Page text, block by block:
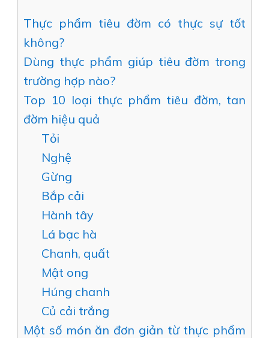
Thực phẩm tiêu đờm có thực sự tốt
không?
Dùng thực phẩm giúp tiêu đờm trong
trường hợp nào?
Top 10 loại thực phẩm tiêu đờm, tan
đờm hiệu quả
Tỏi
Nghệ
Gừng
Bắp cải
Hành tây
Lá bạc hà
Chanh, quất
Mật ong
Húng chanh
Củ cải trắng
Một số món ăn đơn giản từ thực phẩm